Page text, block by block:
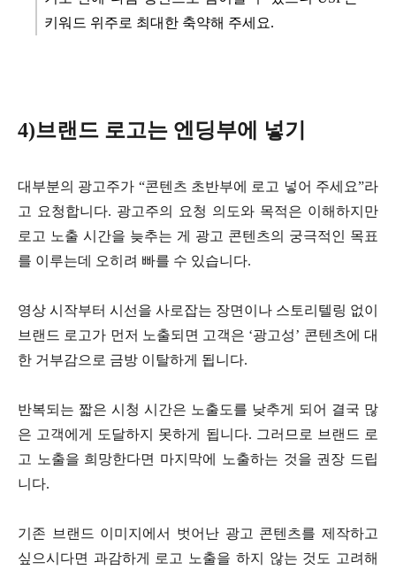
키워드 위주로 최대한 축약해 주세요.
4)브랜드 로고는 엔딩부에 넣기
대부분의 광고주가 “콘텐츠 초반부에 로고 넣어 주세요”라
고 요청합니다. 광고주의 요청 의도와 목적은 이해하지만
로고 노출 시간을 늦추는 게 광고 콘텐츠의 궁극적인 목표
를 이루는데 오히려 빠를 수 있습니다.
영상 시작부터 시선을 사로잡는 장면이나 스토리텔링 없이
브랜드 로고가 먼저 노출되면 고객은 ‘광고성’ 콘텐츠에 대
한 거부감으로 금방 이탈하게 됩니다.
반복되는 짧은 시청 시간은 노출도를 낮추게 되어 결국 많
은 고객에게 도달하지 못하게 됩니다. 그러므로 브랜드 로
고 노출을 희망한다면 마지막에 노출하는 것을 권장 드립
니다.
기존 브랜드 이미지에서 벗어난 광고 콘텐츠를 제작하고
싶으시다면 과감하게 로고 노출을 하지 않는 것도 고려해